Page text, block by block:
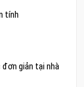
tính
giản tại nhà